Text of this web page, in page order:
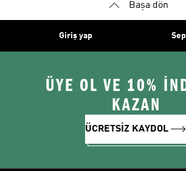
Başa dön
Giriş yap
ÜYE OL VE 10%
KAZAN
ÜCRETSİZ KAYDOL